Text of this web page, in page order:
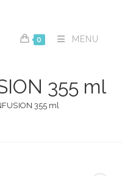
0 MENU
355 ml
355 ml